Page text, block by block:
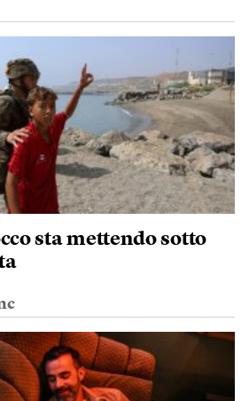
sta mettendo sotto